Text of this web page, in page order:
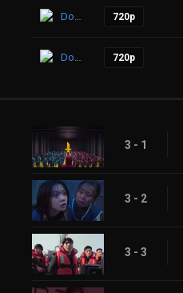
Download 720p
Download 720p
3 - 1
3 - 2
3 - 3